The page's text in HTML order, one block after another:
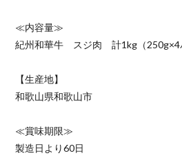
≪内容量≫
紀州和華牛 スジ肉 計1kg（250g×4
【生産地】
和歌山県和歌山市
≪賞味期限≫
製造日より60日